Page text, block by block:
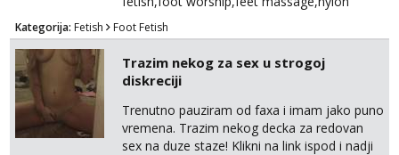
fetish,trampling... Ponedjeljak-subota:15-
20.30h. Samo za istinske obožavatelje ovog
fetisha,isključivo POZIV. Sex i sl.ISKLJUČENO!
Kategorija: Fetish Foot Fetish
Trazim nekog za sex u strogoj
diskreciji
Trenutno pauziram od faxa i imam jako puno
vremena. Trazim nekog decka za redovan
sex na duze staze! Klikni na link ispod i nadji